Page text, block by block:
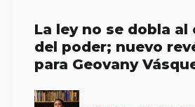
La ley no se dobla
del poder; nuevo
para Geovany